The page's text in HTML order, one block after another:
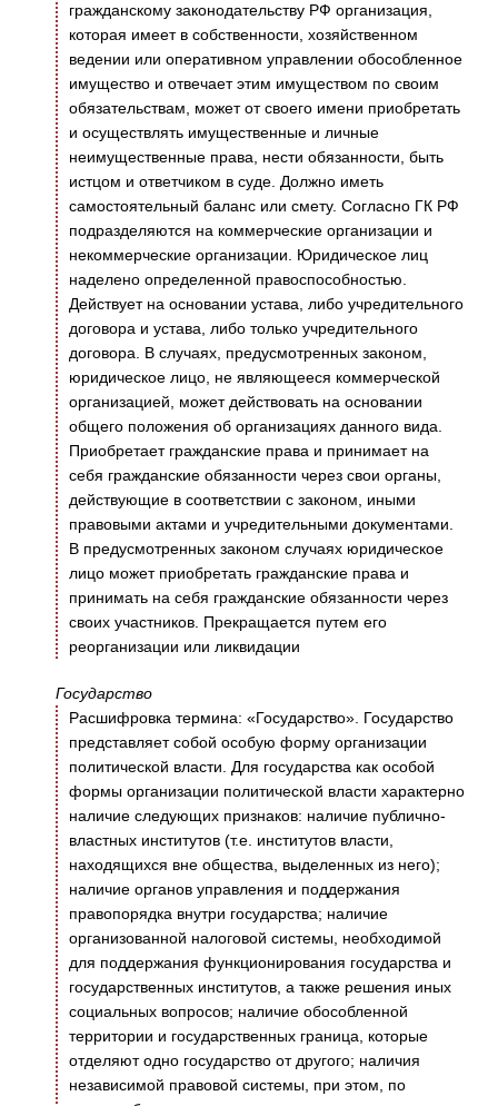
гражданскому законодательству РФ организация,
которая имеет в собственности, хозяйственном
ведении или оперативном управлении обособленное
имущество и отвечает этим имуществом по своим
обязательствам, может от своего имени приобретать
и осуществлять имущественные и личные
неимущественные права, нести обязанности, быть
истцом и ответчиком в суде. Должно иметь
самостоятельный баланс или смету. Согласно ГК РФ
подразделяются на коммерческие организации и
некоммерческие организации. Юридическое лиц
наделено определенной правоспособностью.
Действует на основании устава, либо учредительного
договора и устава, либо только учредительного
договора. В случаях, предусмотренных законом,
юридическое лицо, не являющееся коммерческой
организацией, может действовать на основании
общего положения об организациях данного вида.
Приобретает гражданские права и принимает на
себя гражданские обязанности через свои органы,
действующие в соответствии с законом, иными
правовыми актами и учредительными документами.
В предусмотренных законом случаях юридическое
лицо может приобретать гражданские права и
принимать на себя гражданские обязанности через
своих участников. Прекращается путем его
реорганизации или ликвидации
Государство
Расшифровка термина: «Государство». Государство
представляет собой особую форму организации
политической власти. Для государства как особой
формы организации политической власти характерно
наличие следующих признаков: наличие публично-
властных институтов (т.е. институтов власти,
находящихся вне общества, выделенных из него);
наличие органов управления и поддержания
правопорядка внутри государства; наличие
организованной налоговой системы, необходимой
для поддержания функционирования государства и
государственных институтов, а также решения иных
социальных вопросов; наличие обособленной
территории и государственных граница, которые
отделяют одно государство от другого; наличия
независимой правовой системы, при этом, по